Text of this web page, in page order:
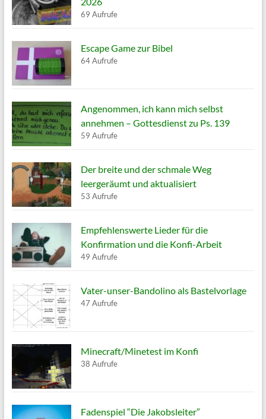
69 Aufrufe
Escape Game zur Bibel
64 Aufrufe
Angenommen, ich kann mich selbst
annehmen – Gottesdienst zu Ps. 139
59 Aufrufe
Der breite und der schmale Weg
leergeräumt und aktualisiert
53 Aufrufe
Empfehlenswerte Lieder für die
Konfirmation und die Konfi-Arbeit
49 Aufrufe
Vater-unser-Bandolino als Bastelvorlage
47 Aufrufe
Minecraft/Minetest im Konfi
38 Aufrufe
Fadenspiel “Die Jakobsleiter”